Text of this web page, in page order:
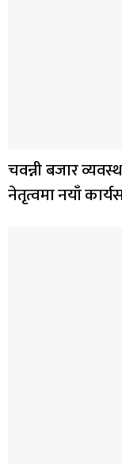
चवन्नी बजार
नेतृत्वमा नयाँ